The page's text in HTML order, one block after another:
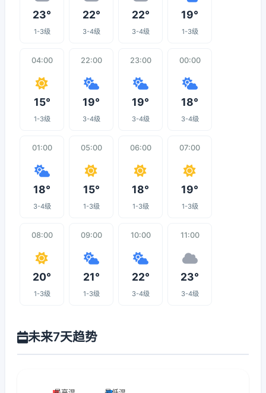
23°
1-3级
22°
3-4级
22°
3-4级
19°
1-3级
04:00
15°
1-3级
22:00
19°
3-4级
23:00
19°
3-4级
00:00
18°
3-4级
01:00
18°
3-4级
05:00
15°
1-3级
06:00
18°
1-3级
07:00
19°
1-3级
08:00
20°
1-3级
09:00
21°
1-3级
10:00
22°
3-4级
11:00
23°
3-4级
未来7天趋势